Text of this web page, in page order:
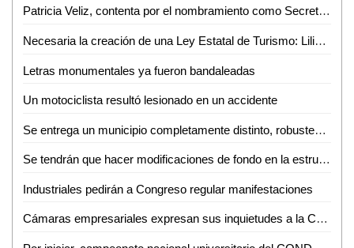
Patricia Veliz, contenta por el nombramiento como Secretaria de Turismo
Necesaria la creación de una Ley Estatal de Turismo: Liliana Flores
Letras monumentales ya fueron bandaleadas
Un motociclista resultó lesionado en un accidente
Se entrega un municipio completamente distinto, robustecido y con finanzas sanas
Se tendrán que hacer modificaciones de fondo en la estructura del gobierno del Estado: Fernández Martínez
Industriales pedirán a Congreso regular manifestaciones
Cámaras empresariales expresan sus inquietudes a la Comisión de Desarrollo Económico